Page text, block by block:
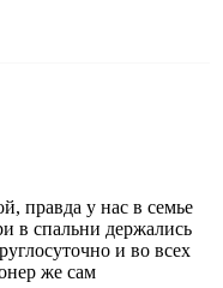
правда у нас в семье
в спальни держались
и во всех
же сам